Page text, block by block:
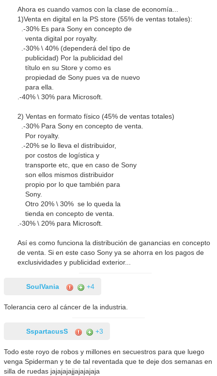
Ahora es cuando vamos con la clase de economía...
1)Venta en digital en la PS store (55% de ventas totales):
.-30% Es para Sony en concepto de
venta digital por royalty.
.-30% \ 40% (dependerá del tipo de
publicidad) Por la publicidad del
título en su Store y como es
propiedad de Sony pues va de nuevo
para ella.
.-40% \ 30% para Microsoft.
2) Ventas en formato físico (45% de ventas totales)
.-30% Para Sony en concepto de venta.
Por royalty.
.-20% se lo lleva el distribuidor,
por costos de logística y
transporte etc, que en caso de Sony
son ellos mismos distribuidor
propio por lo que también para
Sony.
Otro 20% \ 30% se lo queda la
tienda en concepto de venta.
.-30% \ 20% para Microsoft.
Así es como funciona la distribución de ganancias en concepto
de venta. Si en este caso Sony ya se ahorra en los pagos de
exclusividades y publicidad exterior...
SoulVania +4
Tolerancia cero al cáncer de la industria.
SspartacusS +3
Todo este royo de robos y millones en secuestros para que luego
venga Spiderman y te de tal reventada que te deje dos semanas en
silla de ruedas jajajajajjajajajaja